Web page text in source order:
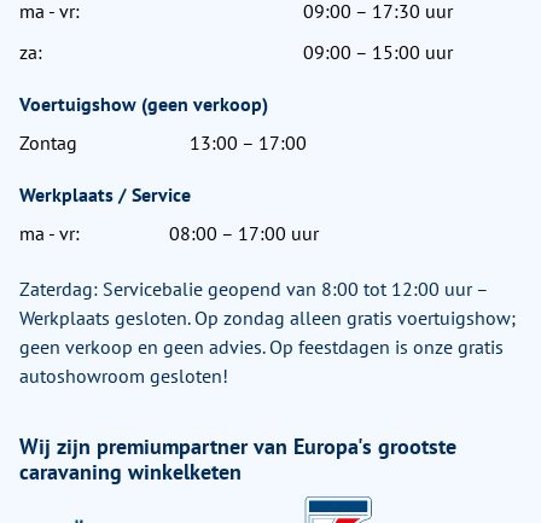
ma - vr:
09:00 – 17:30 uur
za:
09:00 – 15:00 uur
Voertuigshow (geen verkoop)
Zontag
13:00 – 17:00
Werkplaats / Service
ma - vr:
08:00 – 17:00 uur
Zaterdag: Servicebalie geopend van 8:00 tot 12:00 uur –
Werkplaats gesloten. Op zondag alleen gratis voertuigshow;
geen verkoop en geen advies. Op feestdagen is onze gratis
autoshowroom gesloten!
Wij zijn premiumpartner van Europa's grootste
caravaning winkelketen